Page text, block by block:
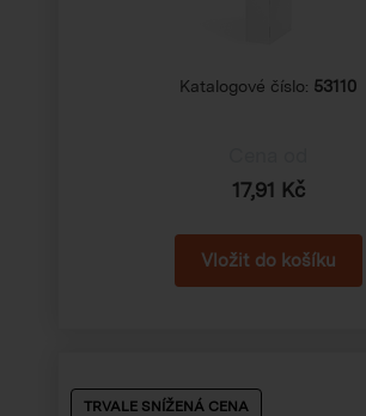
Katalogové číslo: 53110
17,91 Kč
TRVALE SNÍŽENÁ CENA